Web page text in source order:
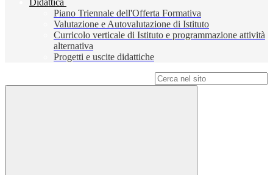
Didattica
Piano Triennale dell'Offerta Formativa
Valutazione e Autovalutazione di Istituto
Curricolo verticale di Istituto e programmazione attività
alternativa
Progetti e uscite didattiche